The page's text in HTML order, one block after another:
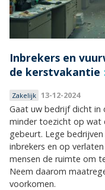
Inbrekers en
de kerstvakantie
Zakelijk 13-12-2024
Gaat uw bedrijf dicht in
minder toezicht op wat
gebeurt. Lege
inbrekers en op
mensen de ruimte om
Neem daarom
voorkomen.